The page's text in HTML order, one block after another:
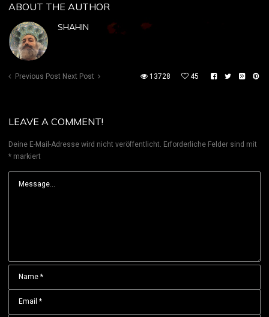
ABOUT THE AUTHOR
SHAHIN
Previous Post Next Post 13728 45
LEAVE A COMMENT!
Deine E-Mail-Adresse wird nicht veröffentlicht. Erforderliche Felder sind mit
* markiert